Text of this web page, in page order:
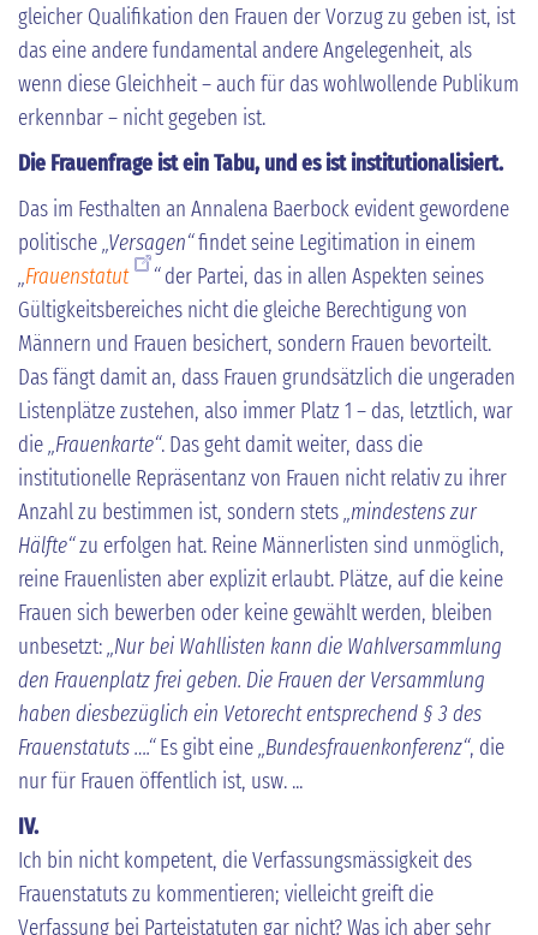
gleicher Qualifikation den Frauen der Vorzug zu geben ist, ist
das eine andere fundamental andere Angelegenheit, als
wenn diese Gleichheit – auch für das wohlwollende Publikum
erkennbar – nicht gegeben ist.
Die Frauenfrage ist ein Tabu, und es ist institutionalisiert.
Das im Festhalten an Annalena Baerbock evident gewordene
politische„Versagen“findet seine Legitimation in einem
„Frauenstatut “der Partei, das in allen Aspekten seines
Gültigkeitsbereiches nicht die gleiche Berechtigung von
Männern und Frauen besichert, sondern Frauen bevorteilt.
Das fängt damit an, dass Frauen grundsätzlich die ungeraden
Listenplätze zustehen, also immer Platz 1 – das, letztlich, war
die„Frauenkarte“. Das geht damit weiter, dass die
institutionelle Repräsentanz von Frauen nicht relativ zu ihrer
Anzahl zu bestimmen ist, sondern stets„mindestens zur
Hälfte“zu erfolgen hat. Reine Männerlisten sind unmöglich,
reine Frauenlisten aber explizit erlaubt. Plätze, auf die keine
Frauen sich bewerben oder keine gewählt werden, bleiben
unbesetzt:„Nur bei Wahllisten kann die Wahlversammlung
den Frauenplatz frei geben. Die Frauen der Versammlung
haben diesbezüglich ein Vetorecht entsprechend § 3 des
Frauenstatuts ….“Es gibt eine„Bundesfrauenkonferenz“, die
nur für Frauen öffentlich ist, usw. ...
IV.
Ich bin nicht kompetent, die Verfassungsmässigkeit des
Frauenstatuts zu kommentieren; vielleicht greift die
Verfassung bei Parteistatuten gar nicht? Was ich aber sehr